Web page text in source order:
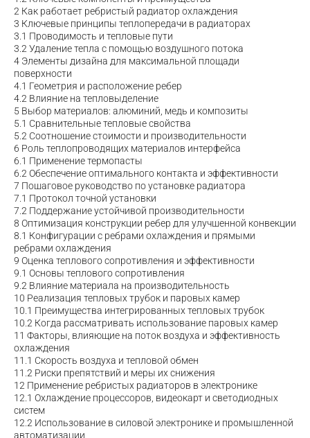
2 Как работает ребристый радиатор охлаждения
3 Ключевые принципы теплопередачи в радиаторах
3.1 Проводимость и тепловые пути
3.2Удаление тепла с помощью воздушного потока
4 Элементы дизайна для максимальной площади
поверхности
4.1 Геометрия и расположение ребер
4.2 Влияние на тепловыделение
5 Выбор материалов: алюминий, медь и композиты
5.1 Сравнительные тепловые свойства
5.2 Соотношение стоимости и производительности
6 Роль теплопроводящих материалов интерфейса
6.1 Применение термопасты
6.2Обеспечение оптимального контакта и эффективности
7 Пошаговое руководство по установке радиатора
7.1 Протокол точной установки
7.2 Поддержание устойчивой производительности
8 Оптимизация конструкции ребер для улучшенной конвекции
8.1 Конфигурации с ребрами охлаждения и прямыми
ребрами охлаждения
9 Оценка теплового сопротивления и эффективности
9.1 Основы теплового сопротивления
9.2 Влияние материала на производительность
10 Реализация тепловых трубок и паровых камер
10.1 Преимущества интегрированных тепловых трубок
10.2 Когда рассматривать использование паровых камер
11 Факторы, влияющие на поток воздуха и эффективность
охлаждения
11.1 Скорость воздуха и тепловой обмен
11.2 Риски препятствий и меры их снижения
12 Применение ребристых радиаторов в электронике
12.1 Охлаждение процессоров, видеокарт и светодиодных
систем
12.2 Использование в силовой электронике и промышленной
автоматизации